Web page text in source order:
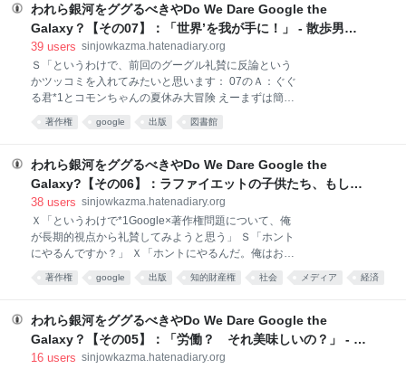
これは単なるIMFとか世銀の引き出し権じゃなくて、
貿易や法人の決算にも使えるマジな通貨の話をしてる
みたいだな」 Ｓ「まあ、政治的なブラフなのかもしれ
幣からの出口戦略をそろそろ考えないとなぁみたいな
空気はあるのかも」 Ｘ「ドルの備蓄がいちばん多いの
も中国だしな。極端な話、あそこが手持ちの米国債を
担保に新しい基軸通貨始めましたとか言い出したら、
われら銀河をググるべきやDo We Dare Google the
Galaxy？【その07】：「世界’を我が手に！」 - 散歩男爵
Baron de Flaneur (Art Plod版)
39 users sinjowkazma.hatenadiary.org
Ｓ「というわけで、前回のグーグル礼賛に反論という
かツッコミを入れてみたいと思います： 07のＡ：ぐぐ
る君*1とコモンちゃんの夏休み大冒険 えーまずは簡単
な前フリとして、Googleという巨大システムの根幹に
横たわる構成原理と米国法体系との関係から……」 Ｍ
よ！」 Ｓ「だって調べてったら、そうなっちゃったん
だもーん。ともかくですな、今回のGoogle×著作権事
件のいちばん根っこにあるのは、 高度に発達した
き真実なのですよ、みなさん（と居間に集められた事
件の関係者一同を見渡す）」 Ｍ「はい？？？？？」 Ｓ
「でも、その結論へとびつく前にいろいろ説明させて
ください。まずは、近代西洋の法律体系というものに
で書
著作権 google 出版 図書館
われら銀河をググるべきやDo We Dare Google the
Galaxy?【その06】：ラファイエットの子供たち、もしく
は新たなるTweegle千年紀を礼賛してみるのこと - 散歩男
爵 Baron de Flaneur (Art Plod版)
38 users sinjowkazma.hatenadiary.org
Ｘ「というわけで*1Google×著作権問題について、俺
が長期的視点から礼賛してみようと思う」 Ｓ「ホント
にやるんですか？」 Ｘ「ホントにやるんだ。俺はおま
えと違って、ずばりと核心に入るぞ。 すなわち、
Googleが今回手に入れたのは、他ならぬググる権
索閲覧する権利が著作者人格権の主要パートナーにな
りますんでよろしくねという米国司法制度からのお墨
付……なのだ、というテーゼからだ。 そう、検索閲覧
著作権 google 出版 知的財産権 社会 メディア 経済
われら銀河をググるべきやDo We Dare Google the
Galaxy？【その05】：「労働？ それ美味しいの？」 - 散
歩男爵 Baron de Flaneur (Art Plod版)
16 users sinjowkazma.hatenadiary.org